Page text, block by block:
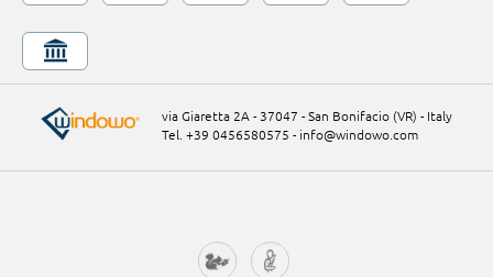
via Giaretta 2A - 37047 - San Bonifacio (VR) - Italy
Tel. +39 0456580575 - info@windowo.com